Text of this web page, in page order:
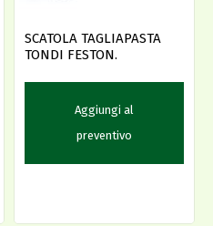
SCATOLA TAGLIAPASTA
TONDI FESTON.
Aggiungi al
preventivo